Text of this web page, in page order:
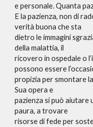
e personale. Quanta
E la pazienza, non di
verità buona che sta
dietro le immagini
della malattia, il
ricovero in ospedale o
possono essere
propizia per smontare
Sua opera e
pazienza si può aiutare
paura, a trovare
risorse di fede per